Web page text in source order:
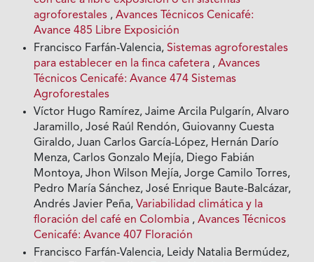
agroforestales ,Avances Técnicos Cenicafé:
Avance 485 Libre Exposición
Francisco Farfán-Valencia,Sistemas agroforestales
para establecer en la finca cafetera ,Avances
Técnicos Cenicafé: Avance 474 Sistemas
Agroforestales
Víctor Hugo Ramírez, Jaime Arcila Pulgarín, Alvaro
Jaramillo, José Raúl Rendón, Guiovanny Cuesta
Giraldo, Juan Carlos García-López, Hernán Darío
Menza, Carlos Gonzalo Mejía, Diego Fabián
Montoya, Jhon Wilson Mejía, Jorge Camilo Torres,
Pedro María Sánchez, José Enrique Baute-Balcázar,
Andrés Javier Peña,Variabilidad climática y la
floración del café en Colombia ,Avances Técnicos
Cenicafé: Avance 407 Floración
Francisco Farfán-Valencia, Leidy Natalia Bermúdez,